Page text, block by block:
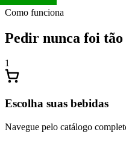
Como funciona
Pedir nunca foi
1
Escolha suas bebidas
Navegue pelo catálogo